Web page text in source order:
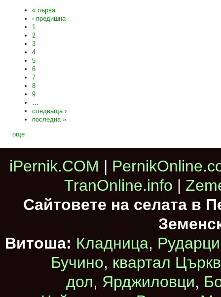
« първа
‹ предишна
1
2
3
4
5
6
7
8
9
…
следваща ›
последна »
още
iPernik.COM |
TranOnline.info |
Сайтовете на селата в
Витоша: Кладница, Рударци
Бучино, квартал
дол, Ярджиловци,